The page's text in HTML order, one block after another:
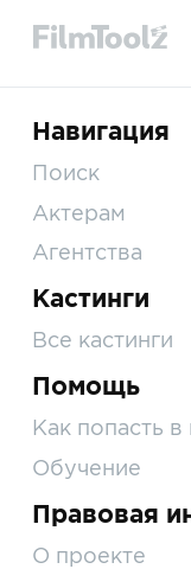
Навигация
Поиск
Актерам
Агентства
Кастинги
Все кастинги
Помощь
Как попасть в
Обучение
Правовая
О проекте